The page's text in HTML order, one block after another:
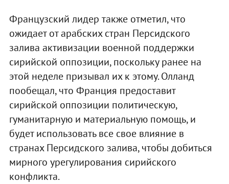
Французский лидер также отметил, что
ожидает от арабских стран Персидского
залива активизации военной поддержки
сирийской оппозиции, поскольку ранее на
этой неделе призывал их к этому. Олланд
пообещал, что Франция предоставит
сирийской оппозиции политическую,
гуманитарную и материальную помощь, и
будет использовать все свое влияние в
странах Персидского залива, чтобы добиться
мирного урегулирования сирийского
конфликта.